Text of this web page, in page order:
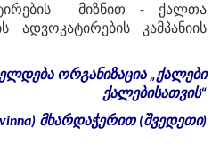
მიზნით - ქალთა
ადვოკატირების კამპანიის
ორგანიზაცია„ქალები
ქალებისათვის“
მხარდაჭერით(შვედეთი)